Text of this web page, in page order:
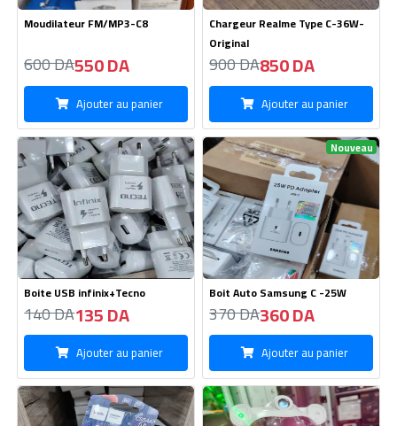
Moudilateur FM/MP3-C8
600 DA550 DA
Ajouter au panier
Chargeur Realme Type C-36W-
Original
900 DA850 DA
Ajouter au panier
Boite USB infinix+Tecno
140 DA135 DA
Ajouter au panier
Nouveau
Boit Auto Samsung C -25W
370 DA360 DA
Ajouter au panier